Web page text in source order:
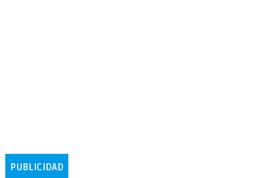
PUBLICIDAD